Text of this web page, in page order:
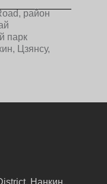
район
парк
Цзянсу,